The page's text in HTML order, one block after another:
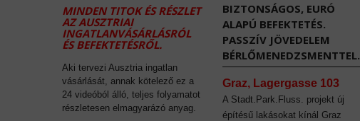
BIZTONSÁGOS, EURÓ
ALAPÚ BEFEKTETÉS.
PASSZÍV JÖVEDELEM
BÉRLŐMENEDZSMENTTEL.
Graz, Lagergasse 103
A Stadt.Park.Fluss. projekt új
építésű lakásokat kínál Graz
MINDEN TITOK ÉS RÉSZLET
AZ AUSZTRIAI
INGATLANVÁSÁRLÁSRÓL
ÉS BEFEKTETÉSRŐL.
Aki tervezi Ausztria ingatlan
vásárlását, annak kötelező ez a
24 videóból álló, teljes folyamatot
részletesen elmagyarázó anyag.